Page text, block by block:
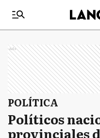
Ads
POLÍTICA
Políticos
provinciales